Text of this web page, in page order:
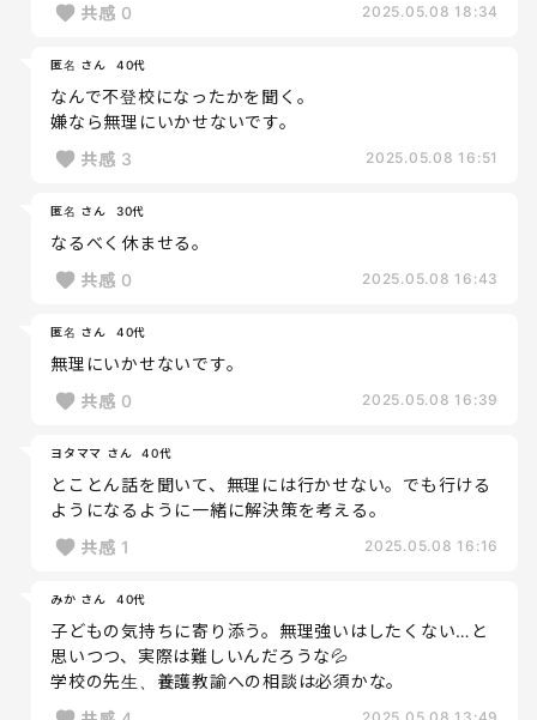
共感 0 2025.05.08 18:34
匿名 さん 40代
なんで不登校になったかを聞く。
嫌なら無理にいかせないです。
共感 3 2025.05.08 16:51
匿名 さん 30代
なるべく休ませる。
共感 0 2025.05.08 16:43
匿名 さん 40代
無理にいかせないです。
共感 0 2025.05.08 16:39
ヨタママ さん 40代
とことん話を聞いて、無理には行かせない。でも行ける
ようになるように一緒に解決策を考える。
共感 1 2025.05.08 16:16
みか さん 40代
子どもの気持ちに寄り添う。無理強いはしたくない…と
思いつつ、実際は難しいんだろうな💦
学校の先生、養護教諭への相談は必須かな。